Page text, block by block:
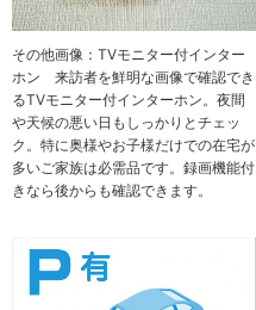
その他画像：TVモニター付インター
ホン 来訪者を鮮明な画像で確認でき
るTVモニター付インターホン。夜間
や天候の悪い日もしっかりとチェッ
ク。特に奥様やお子様だけでの在宅が
多いご家族は必需品です。録画機能付
きなら後からも確認できます。